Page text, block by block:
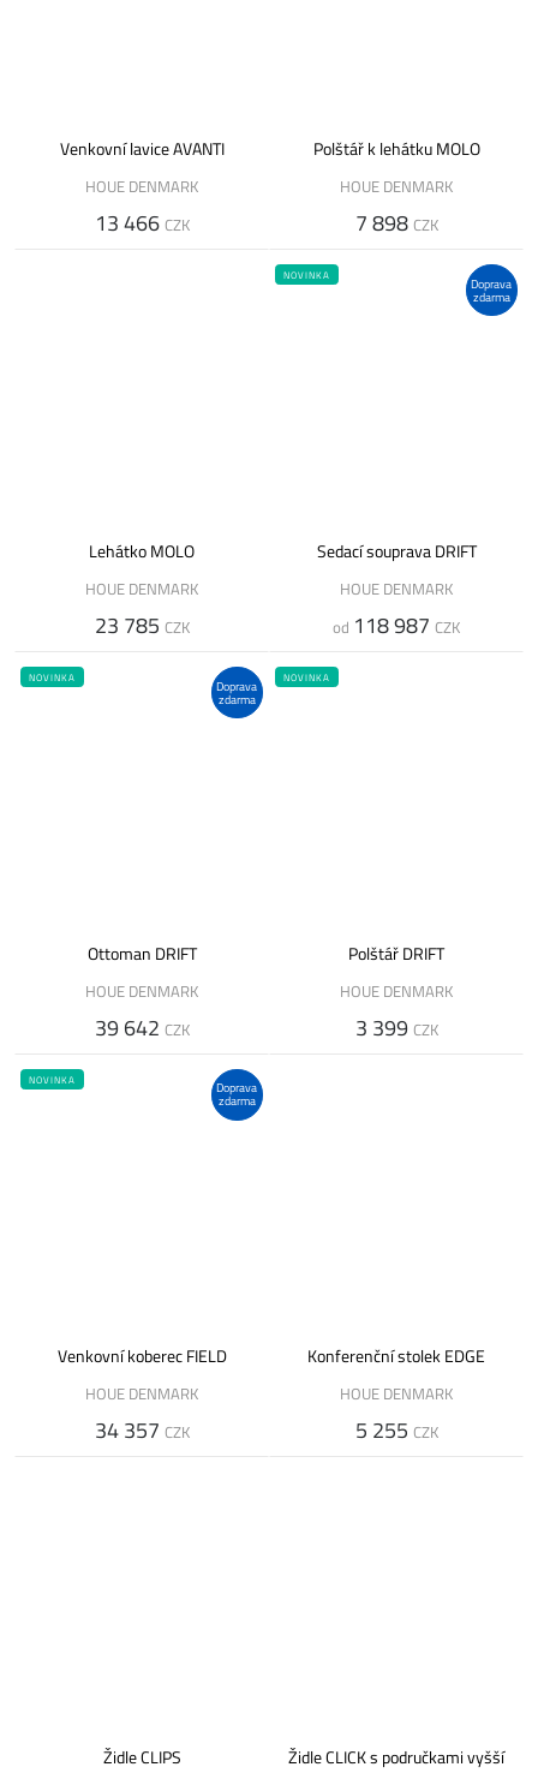
Venkovní lavice AVANTI
HOUE DENMARK
13 466 CZK
Polštář k lehátku MOLO
HOUE DENMARK
7 898 CZK
Lehátko MOLO
HOUE DENMARK
23 785 CZK
Doprava
zdarma
NOVINKA
Sedací souprava DRIFT
HOUE DENMARK
od 118 987 CZK
Doprava
zdarma
NOVINKA
Ottoman DRIFT
HOUE DENMARK
39 642 CZK
NOVINKA
Polštář DRIFT
HOUE DENMARK
3 399 CZK
Doprava
zdarma
NOVINKA
Venkovní koberec FIELD
HOUE DENMARK
34 357 CZK
Konferenční stolek EDGE
HOUE DENMARK
5 255 CZK
Židle CLIPS Židle CLICK s područkami vyšší